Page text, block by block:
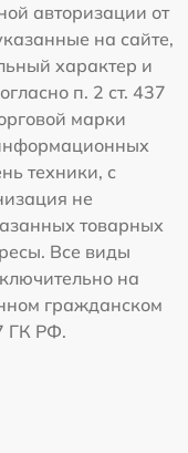
авторизации от
на сайте,
характер и
п. 2 ст. 437
марки
техники, с
не
товарных
Все виды
на
гражданском
ГК РФ.